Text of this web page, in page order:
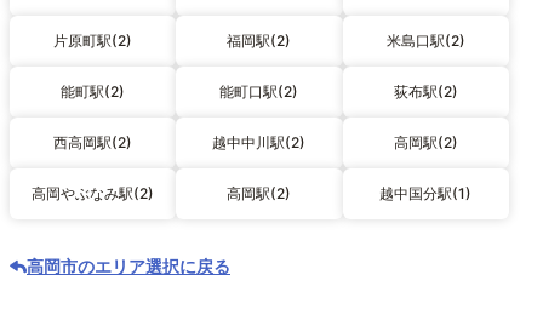
片原町駅(2) 福岡駅(2) 米島口駅(2)
能町駅(2) 能町口駅(2) 荻布駅(2)
西高岡駅(2) 越中中川駅(2) 高岡駅(2)
高岡やぶなみ駅(2) 高岡駅(2) 越中国分駅(1)
高岡市のエリア選択に戻る